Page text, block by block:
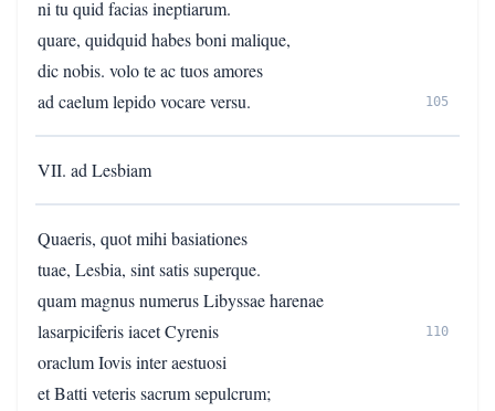
ni tu quid facias ineptiarum.
quare, quidquid habes boni malique,
dic nobis. volo te ac tuos amores
ad caelum lepido vocare versu.
105
VII. ad Lesbiam
Quaeris, quot mihi basiationes
tuae, Lesbia, sint satis superque.
quam magnus numerus Libyssae harenae
lasarpiciferis iacet Cyrenis
110
oraclum Iovis inter aestuosi
et Batti veteris sacrum sepulcrum;